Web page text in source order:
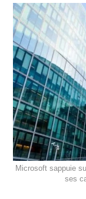
Microsoft sappuie
ses